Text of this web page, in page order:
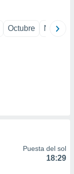
Octubre
Puesta del sol
18:29